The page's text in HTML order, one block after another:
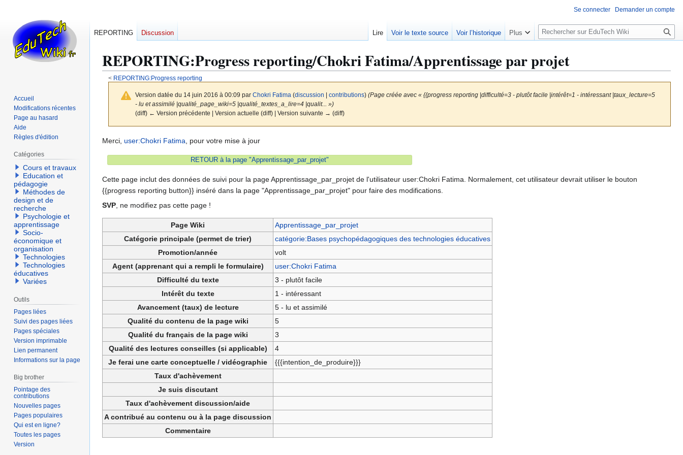
REPORTING:Progress reporting/Chokri Fatima/Apprentissage par projet
< REPORTING:Progress reporting
Version datée du 14 juin 2016 à 00:09 par Chokri Fatima (discussion contributions) (Page créée avec « {{progress reporting |difficulté=3 - plutôt facile |intérêt=1 - intéressant |taux_lecture=5
- lu et assimilé |qualité_page_wiki=5 |qualité_textes_a_lire=4 |qualit... »)
(diff) ← Version précédente | Version actuelle (diff) | Version suivante → (diff)
Aller
Aller
Merci, user:Chokri Fatima , pour votre mise à jour
RETOUR à la page "Apprentissage_par_projet"
Cette page inclut des données de suivi pour la page Apprentissage_par_projet de l'utilisateur user:Chokri Fatima. Normalement, cet utilisateur devrait utiliser le bouton
{{progress reporting button}} inséré dans la page "Apprentissage_par_projet" pour faire des modifications.
SVP , ne modifiez pas cette page !
Page Wiki
Apprentissage_par_projet
Catégorie principale (permet de trier)
catégorie:Bases psychopédagogiques des technologies éducatives
Promotion/année
volt
Agent (apprenant qui a rempli le formulaire)
user:Chokri Fatima
Difficulté du texte
3 - plutôt facile
Intérêt du texte
1 - intéressant
Avancement (taux) de lecture
5 - lu et assimilé
Qualité du contenu de la page wiki
5
Qualité du français de la page wiki
3
Qualité des lectures conseilles (si applicable)
4
Je ferai une carte conceptuelle / vidéographie
{{{intention_de_produire}}}
Taux d'achèvement
Je suis discutant
Taux d'achèvement discussion/aide
A contribué au contenu ou à la page discussion
Commentaire
Se connecter Demander un compte
REPORTING Discussion Lire Voir le texte source Voir l’historique Plus
R
e
h
e
c
e
Accueil
Modifications récentes
Page au hasard
Aide
Règles d'édition
Catégories
Cours et travaux
Education et
pédagogie
Méthodes de
design et de
recherche
Psychologie et
apprentissage
Socio-
économique et
organisation
Technologies
Technologies
éducatives
Variées
Outils
Pages liées
Suivi des pages liées
Pages spéciales
Version imprimable
Lien permanent
Informations sur la page
Big brother
Pointage des
contributions
Nouvelles pages
Pages populaires
Qui est en ligne?
Toutes les pages
Version